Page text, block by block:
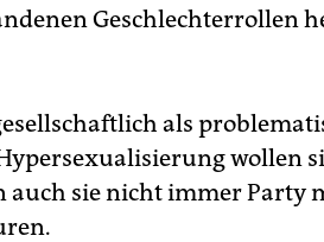
Geschlechterrollen
als
wollen
sie nicht immer Party